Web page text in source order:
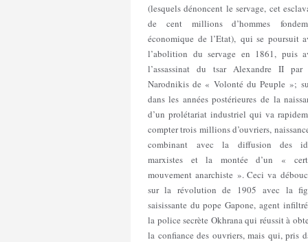
(lesquels dénoncent le servage, cet
de cent millions d’hommes
économique de l’Etat), qui se poursuit
l’abolition du servage en 1861, puis
l’assassinat du tsar Alexandre II par
Narodnikis de « Volonté du Peuple »;
dans les années postérieures de la
d’un prolétariat industriel qui va
compter trois millions d’ouvriers,
combinant avec la diffusion des
marxistes et la montée d’un «
mouvement anarchiste ». Ceci va
sur la révolution de 1905 avec la
saisissante du pope Gapone, agent
la police secrète Okhrana qui réussit à
la confiance des ouvriers, mais qui, pris